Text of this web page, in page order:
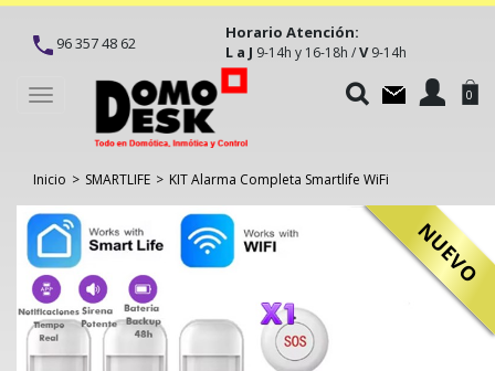
96 357 48 62
Horario Atención:
L a J 9-14h y 16-18h /V9-14h
Toggle
navigation
0
Inicio > SMARTLIFE > KIT Alarma Completa Smartlife WiFi
NUEVO